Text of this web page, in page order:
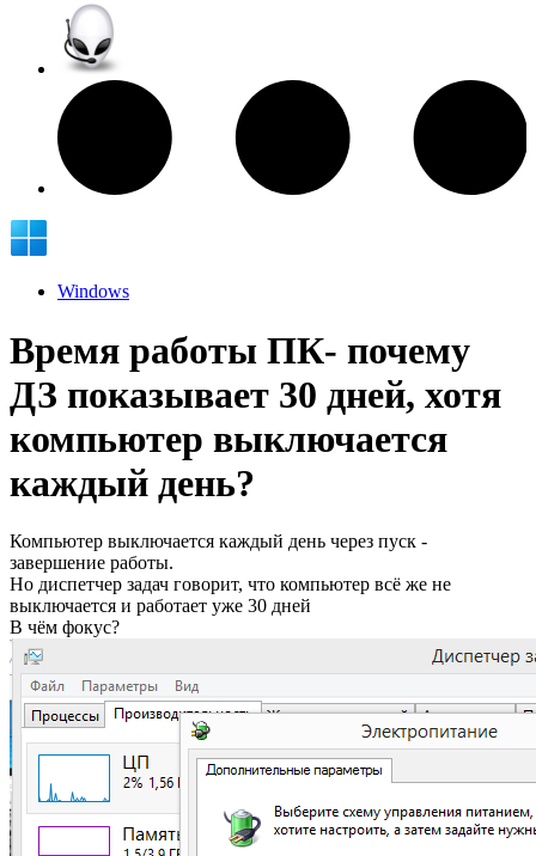
Windows
Время работы ПК- почему
ДЗ показывает 30 дней, хотя
компьютер выключается
каждый день?
Компьютер выключается каждый день через пуск -
завершение работы.
Но диспетчер задач говорит, что компьютер всё же не
выключается и работает уже 30 дней
В чём фокус?